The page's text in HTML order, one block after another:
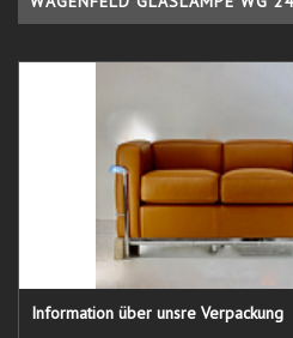
Information über unsre Verpackung